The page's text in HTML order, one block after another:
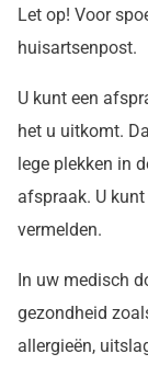
Let op! Voor
huisartsenpost.
U kunt een
het u uitkomt.
lege plekken in
afspraak. U
vermelden.
In uw medisch
gezondheid
allergieën,